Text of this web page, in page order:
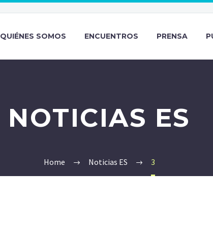
QUIÉNES SOMOS ENCUENTROS PRENSA
NOTICIAS ES
Home Noticias ES 3